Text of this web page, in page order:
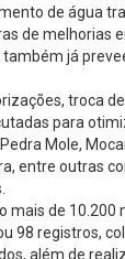
de água
de melhorias
já
troca
para
Mole,
entre outras
mais de 10.200
98 registros,
além de